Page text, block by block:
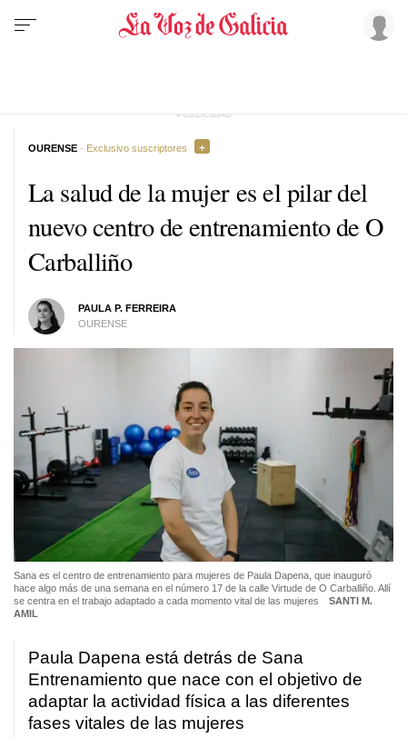
La salud de la mujer es el pilar del
nuevo centro de entrenamiento de O
Carballiño
PAULA P. FERREIRA
OURENSE
OURENSE · Exclusivo suscriptores
Sana es el centro de entrenamiento para mujeres de Paula Dapena, que inauguró
hace algo más de una semana en el número 17 de la calle Virtude de O Carballiño. Allí
se centra en el trabajo adaptado a cada momento vital de las mujeres
SANTI M.
AMIL
Paula Dapena está detrás de Sana
Entrenamiento que nace con el objetivo de
adaptar la actividad física a las diferentes
fases vitales de las mujeres